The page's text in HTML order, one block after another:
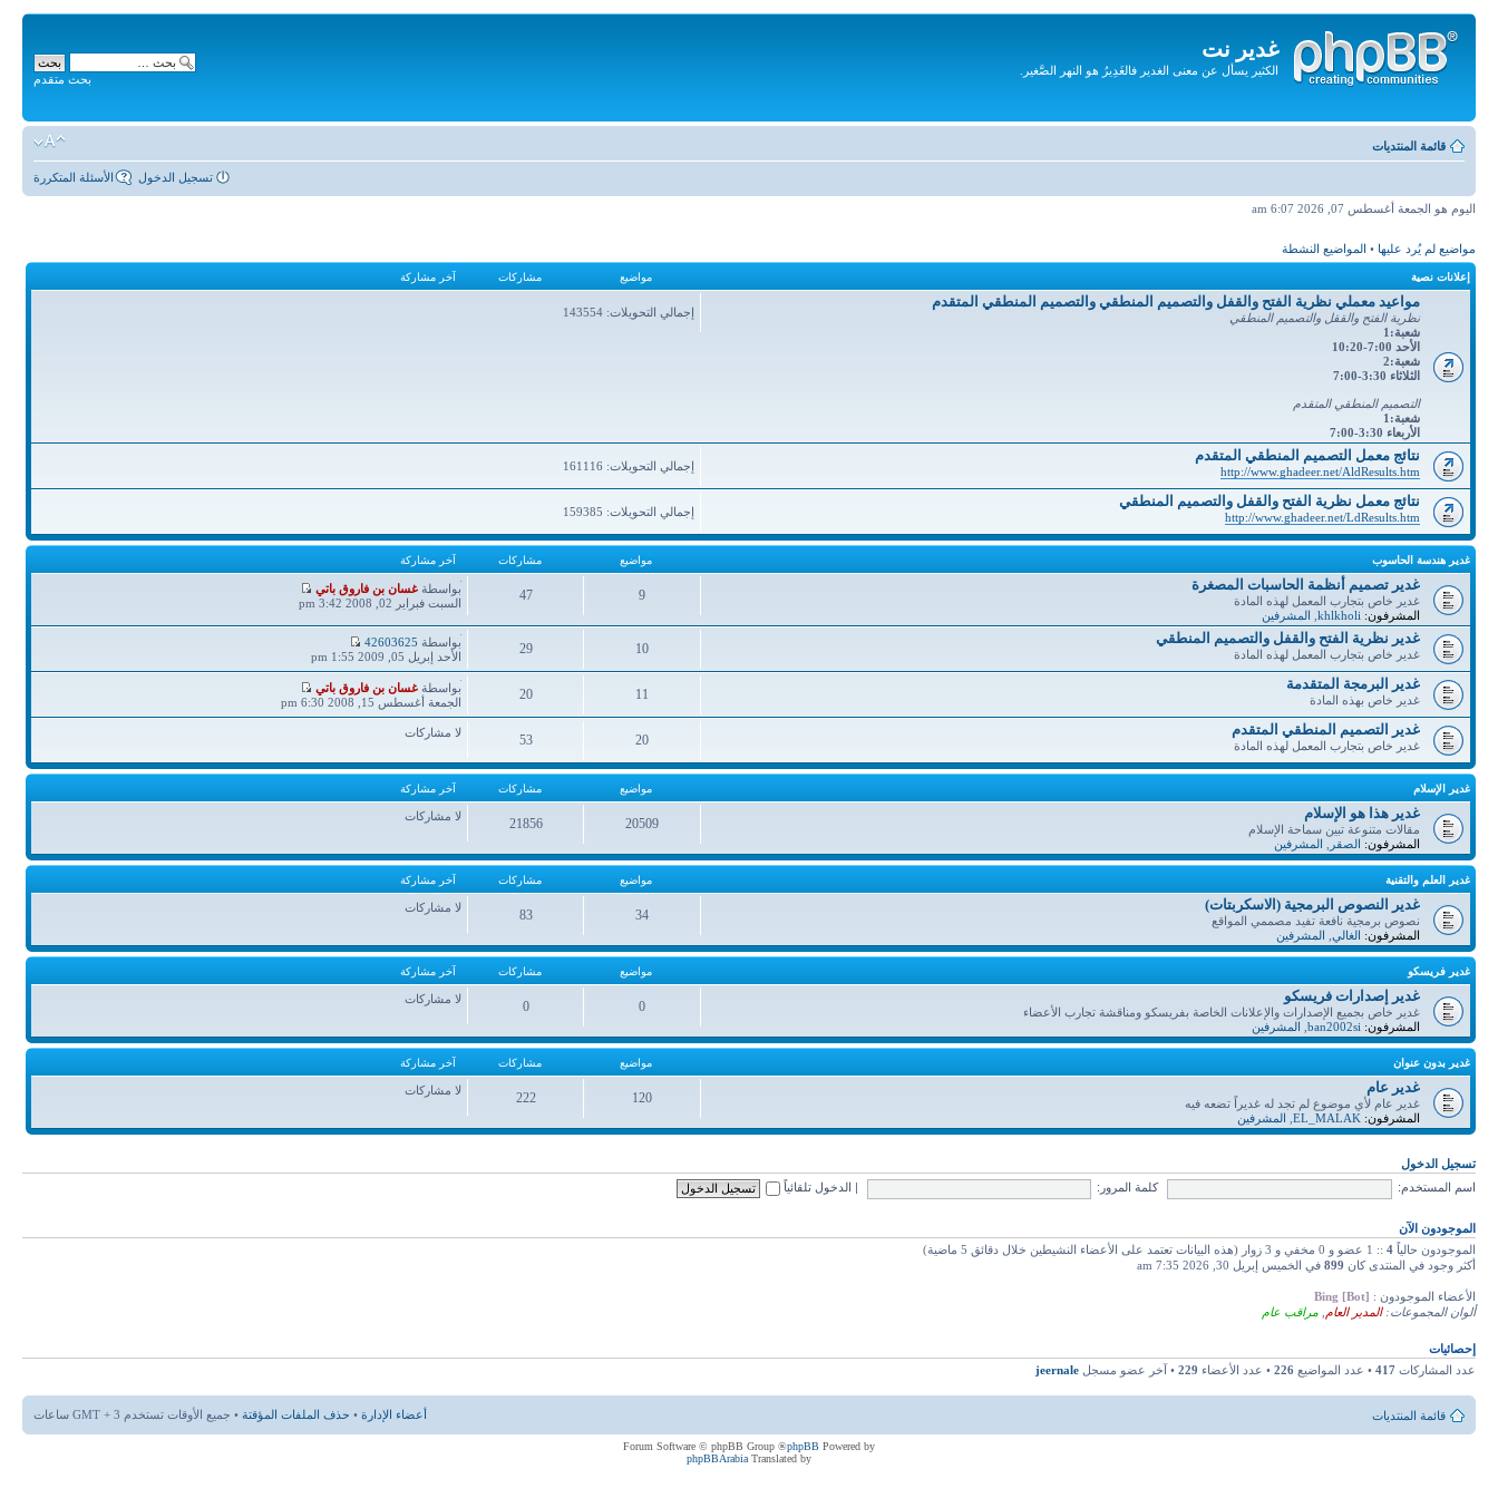
غدير نت
الكثير يسأل عن معنى الغدير فالغَدِيرُ هو النهر الصَّغير.
المحتويات
بحث متقدم
قائمة المنتديات
الأسئلة المتكررة تسجيل الدخول
اليوم هو الجمعة أغسطس 07, 2026 6:07 am
مواضيع لم يُرد عليها • المواضيع النشطة
إعلانات نصية مواضيع مشاركات آخر مشاركة
مواعيد معملي نظرية الفتح والقفل والتصميم المنطقي والتصميم المنطقي المتقدم
نظرية الفتح والققل والتصميم المنطقي
شعبة:1
الأحد 7:00-10:20
شعبة:2
الثلاثاء 3:30-7:00
التصميم المنطقي المتقدم
شعبة:1
الأربعاء 3:30-7:00
إجمالي التحويلات: 143554
نتائج معمل التصميم المنطقي المتقدم
http://www.ghadeer.net/AldResults.htm إجمالي التحويلات: 161116
نتائج معمل نظرية الفتح والقفل والتصميم المنطقي
http://www.ghadeer.net/LdResults.htm إجمالي التحويلات: 159385
غدير هندسة الحاسوب مواضيع مشاركات آخر مشاركة
غدير تصميم أنظمة الحاسبات المصغرة
غدير خاص بتجارب المعمل لهذه المادة
المشرفون: khlkholi المشرفين
9
مواضيع
47
مشاركات
آخر
مشاركة
بواسطة غسان بن فاروق باتي
السبت فبراير 02, 2008 3:42 pm
غدير نظرية الفتح والقفل والتصميم المنطقي
غدير خاص بتجارب المعمل لهذه المادة
10
مواضيع
29
مشاركات
آخر
مشاركة
بواسطة 42603625
الأحد إبريل 05, 2009 1:55 pm
غدير البرمجة المتقدمة
غدير خاص بهذه المادة
11
مواضيع
20
مشاركات
آخر
مشاركة
بواسطة غسان بن فاروق باتي
الجمعة أغسطس 15, 2008 6:30 pm
غدير التصميم المنطقي المتقدم
غدير خاص بتجارب المعمل لهذه المادة
20
مواضيع
53
مشاركات
لا مشاركات
غدير الإسلام مواضيع مشاركات آخر مشاركة
غدير هذا هو الإسلام
مقالات متنوعة تبين سماحة الإسلام
المشرفون: الصقر المشرفين
20509
مواضيع
21856
مشاركات
لا مشاركات
غدير العلم والتقنية مواضيع مشاركات آخر مشاركة
غدير النصوص البرمجية (الاسكربتات)
نصوص برمجية نافعة تفيد مصممي المواقع
المشرفون: الغالي المشرفين
34
مواضيع
83
مشاركات
لا مشاركات
غدير فريسكو مواضيع مشاركات آخر مشاركة
غدير إصدارات فريسكو
غدير خاص بجميع الإصدارات والإعلانات الخاصة بفريسكو ومناقشة تجارب الأعضاء
المشرفون: ban2002si المشرفين
0
مواضيع
0
مشاركات
لا مشاركات
غدير بدون عنوان مواضيع مشاركات آخر مشاركة
غدير عام
غدير عام لأي موضوع لم تجد له غديراً تضعه فيه
المشرفون: EL_MALAK المشرفين
120
مواضيع
222
مشاركات
لا مشاركات
تسجيل الدخول
اسم المستخدم: كلمة المرور: الدخول تلقائياً
الموجودون الآن
الموجودون حالياً 4 :: 1 عضو و 0 مخفي و 3 زوار (هذه البيانات تعتمد على الأعضاء النشيطين خلال دقائق 5 ماضية)
أكثر وجود في المنتدى كان 899 في الخميس إبريل 30, 2026 7:35 am
الأعضاء الموجودون : Bing [Bot]
ألوان المجموعات:المدير العام مراقب عام
إحصائيات
عدد المشاركات 417 • عدد المواضيع 226 • عدد الأعضاء 229 • آخر عضو مسجل jeernale
قائمة المنتديات أعضاء الإدارة • حذف الملفات المؤقتة • جميع الأوقات تستخدم GMT + 3 ساعات
Powered by
phpBB
® Forum Software © phpBB Group
Translated by
phpBBArabia